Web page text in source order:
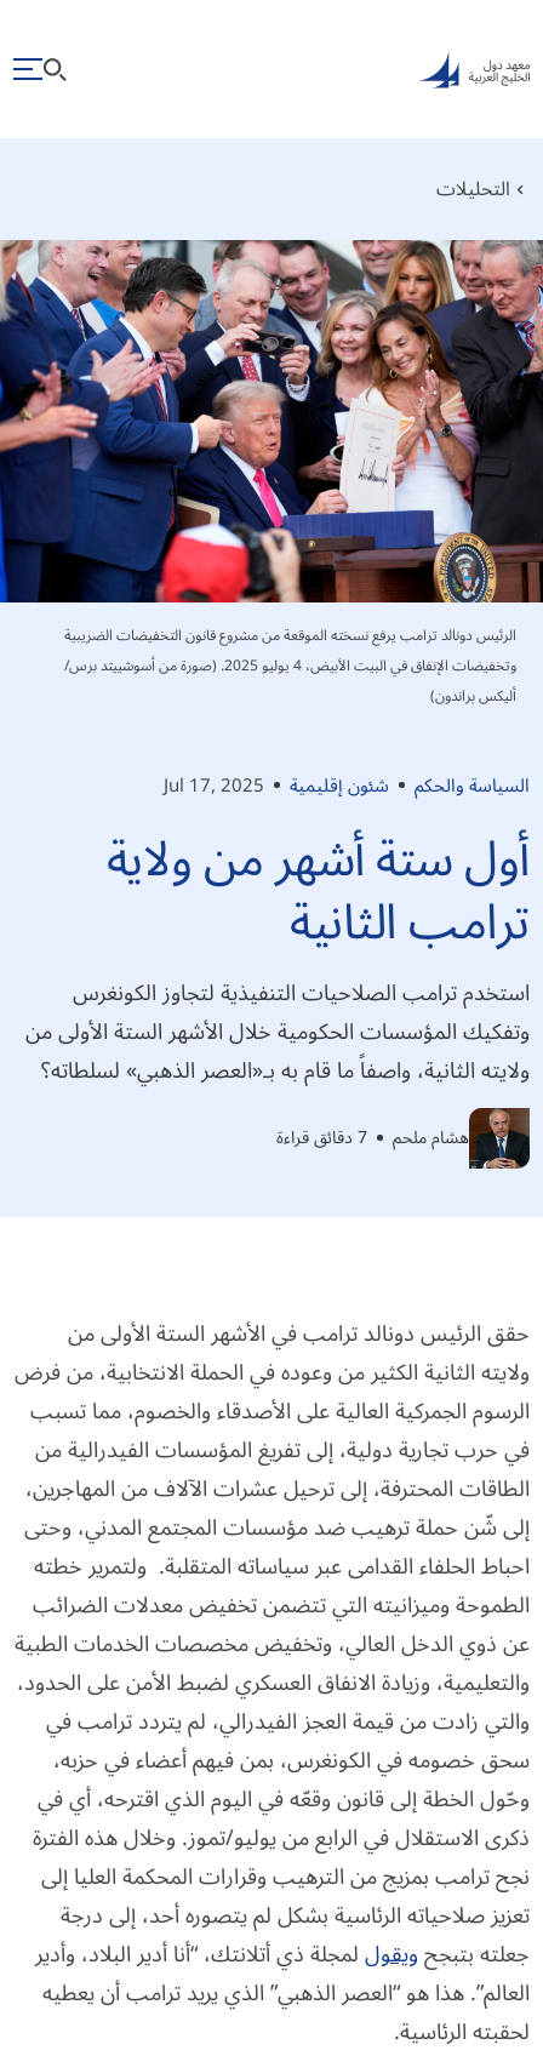
التحليلات
السياسة والحكم شئون إقليمية Jul 17, 2025
أول ستة أشهر من ولاية
ترامب الثانية
استخدم ترامب الصلاحيات التنفيذية لتجاوز الكونغرس
وتفكيك المؤسسات الحكومية خلال الأشهر الستة الأولى من
ولايته الثانية، واصفاً ما قام به بـ«العصر الذهبي» لسلطاته؟
هشام ملحم 7 دقائق قراءة
الرئيس دونالد ترامب يرفع نسخته الموقعة من مشروع قانون التخفيضات الضريبية
وتخفيضات الإنفاق في البيت الأبيض، 4 يوليو 2025. (صورة من أسوشييتد برس/
أليكس براندون)
حقق الرئيس دونالد ترامب في الأشهر الستة الأولى من
ولايته الثانية الكثير من وعوده في الحملة الانتخابية، من فرض
الرسوم الجمركية العالية على الأصدقاء والخصوم، مما تسبب
في حرب تجارية دولية، إلى تفريغ المؤسسات الفيدرالية من
الطاقات المحترفة، إلى ترحيل عشرات الآلاف من المهاجرين،
إلى شّن حملة ترهيب ضد مؤسسات المجتمع المدني، وحتى
احباط الحلفاء القدامى عبر سياساته المتقلبة. ولتمرير خطته
الطموحة وميزانيته التي تتضمن تخفيض معدلات الضرائب
عن ذوي الدخل العالي، وتخفيض مخصصات الخدمات الطبية
والتعليمية، وزيادة الانفاق العسكري لضبط الأمن على الحدود،
والتي زادت من قيمة العجز الفيدرالي، لم يتردد ترامب في
سحق خصومه في الكونغرس، بمن فيهم أعضاء في حزبه،
وحّول الخطة إلى قانون وقعّه في اليوم الذي اقترحه، أي في
ذكرى الاستقلال في الرابع من يوليو/تموز. وخلال هذه الفترة
نجح ترامب بمزيج من الترهيب وقرارات المحكمة العليا إلى
تعزيز صلاحياته الرئاسية بشكل لم يتصوره أحد، إلى درجة
جعلته بتبجحويقوللمجلة ذي أتلانتك، “أنا أدير البلاد، وأدير
العالم”. هذا هو “العصر الذهبي” الذي يريد ترامب أن يعطيه
لحقبته الرئاسية.